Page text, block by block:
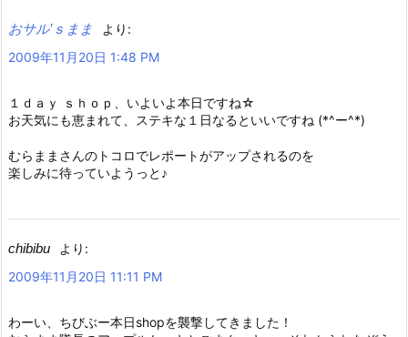
おサル’ｓまま
より:
2009年11月20日 1:48 PM
１ｄａｙ ｓｈｏｐ、いよいよ本日ですね☆
お天気にも恵まれて、ステキな１日なるといいですね (*^ー^*)
むらままさんのトコロでレポートがアップされるのを
楽しみに待っていようっと♪
chibibu
より:
2009年11月20日 11:11 PM
わーい、ちびぶー本日shopを襲撃してきました！